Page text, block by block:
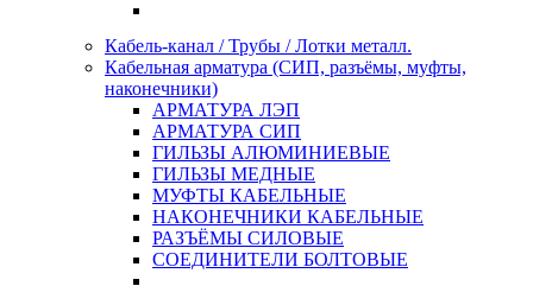
Кабель-канал / Трубы / Лотки металл.
Кабельная арматура (СИП, разъёмы, муфты,
наконечники)
АРМАТУРА ЛЭП
АРМАТУРА СИП
ГИЛЬЗЫ АЛЮМИНИЕВЫЕ
ГИЛЬЗЫ МЕДНЫЕ
МУФТЫ КАБЕЛЬНЫЕ
НАКОНЕЧНИКИ КАБЕЛЬНЫЕ
РАЗЪЁМЫ СИЛОВЫЕ
СОЕДИНИТЕЛИ БОЛТОВЫЕ